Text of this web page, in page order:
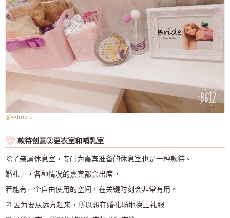
@wdmzre
款待创意②更衣室和哺乳室
除了亲属休息室，专门为嘉宾准备的休息室也是一种款待。
婚礼上，各种情况的嘉宾都会出席。
若能有一个自由使用的空间，在关键时刻会非常有用。
☑ 因为要从远方赶来，所以想在婚礼场地换上礼服